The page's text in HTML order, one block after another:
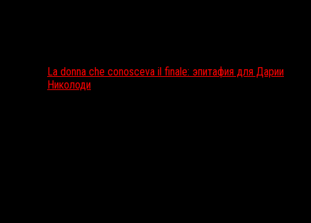
La donna che conosceva il finale: эпитафия для Дарии
Николоди